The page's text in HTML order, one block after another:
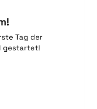
Tag der
gestartet!